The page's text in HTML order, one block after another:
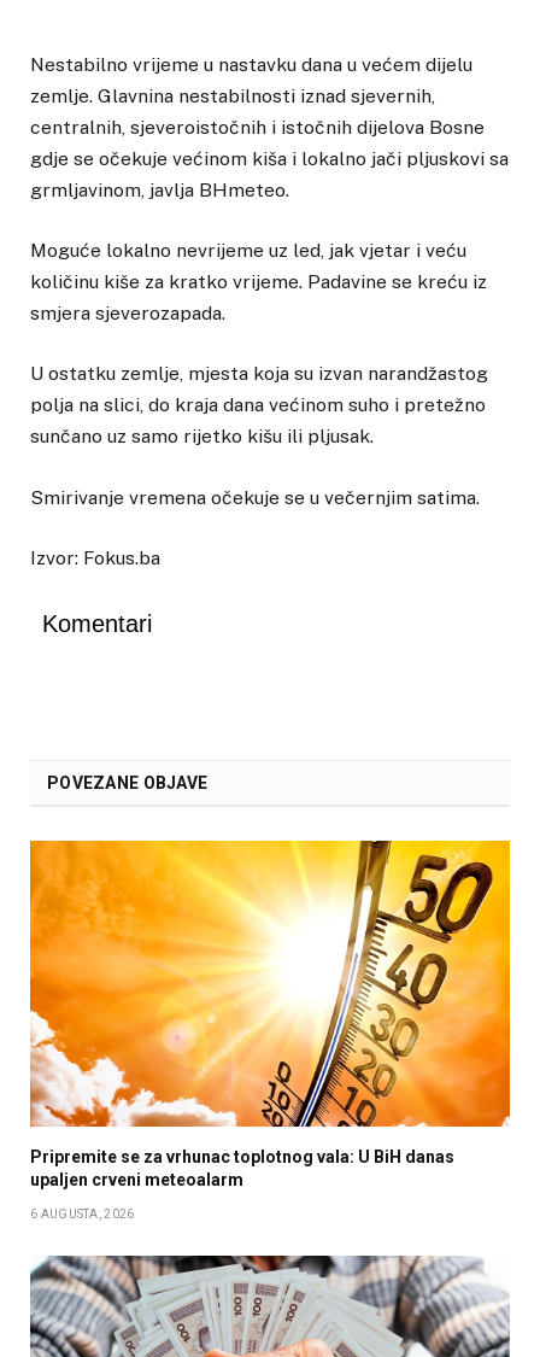
Nestabilno vrijeme u nastavku dana u većem dijelu
zemlje. Glavnina nestabilnosti iznad sjevernih,
centralnih, sjeveroistočnih i istočnih dijelova Bosne
gdje se očekuje većinom kiša i lokalno jači pljuskovi sa
grmljavinom, javlja BHmeteo.
Moguće lokalno nevrijeme uz led, jak vjetar i veću
količinu kiše za kratko vrijeme. Padavine se kreću iz
smjera sjeverozapada.
U ostatku zemlje, mjesta koja su izvan narandžastog
polja na slici, do kraja dana većinom suho i pretežno
sunčano uz samo rijetko kišu ili pljusak.
Smirivanje vremena očekuje se u večernjim satima.
Izvor: Fokus.ba
Komentari
POVEZANE OBJAVE
Pripremite se za vrhunac toplotnog vala: U BiH danas
upaljen crveni meteoalarm
6 AUGUSTA, 2026